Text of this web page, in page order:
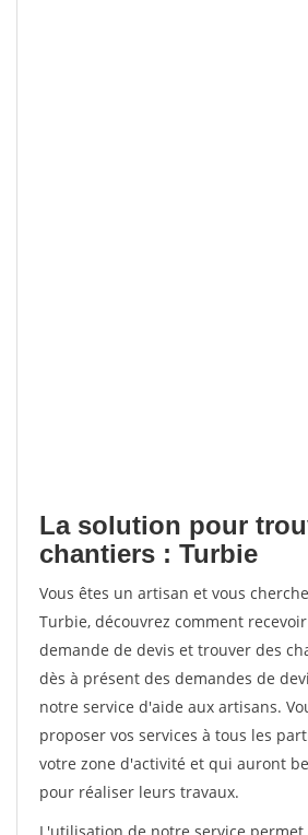
La solution pour
chantiers : Turbie
Vous êtes un artisan et vous
Turbie, découvrez comment
demande de devis et trouver des
dès à présent des demandes de
notre service d'aide aux artisans.
proposer vos services à tous les
votre zone d'activité et qui auront
pour réaliser leurs travaux.